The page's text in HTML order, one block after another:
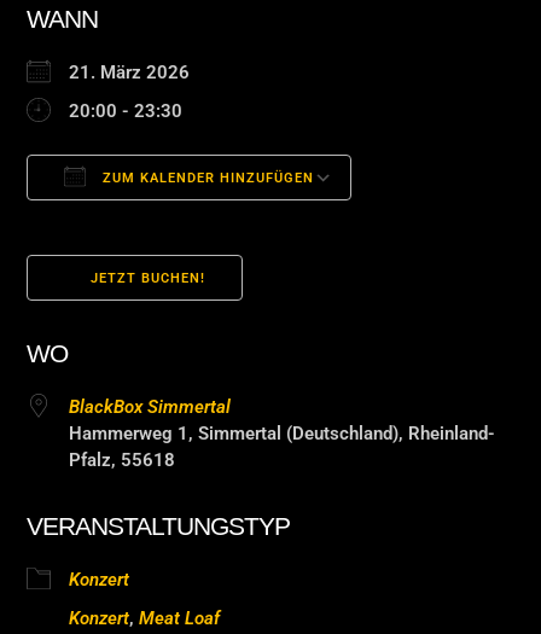
WANN
21. März 2026
20:00 - 23:30
ZUM KALENDER HINZUFÜGEN
JETZT BUCHEN!
WO
BlackBox Simmertal
Hammerweg 1, Simmertal (Deutschland), Rheinland-
Pfalz, 55618
VERANSTALTUNGSTYP
Konzert
Konzert,Meat Loaf